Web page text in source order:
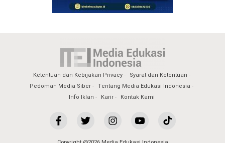
Ketentuan dan Kebijakan Privacy
Syarat dan Ketentuan
Pedoman Media Siber
Tentang Media Edukasi Indonesia
Info Iklan
Karir Kontak Kami